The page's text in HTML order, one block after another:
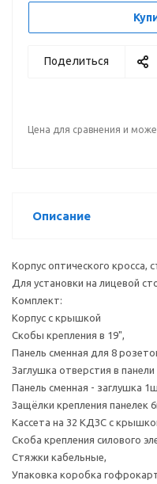
Поделиться
Цена для сравнения и
Описание
Корпус оптического кросса,
Для установки на лицевой
Комплект:
Корпус с крышкой
Скобы крепления в 19",
Панель сменная для 8
Заглушка отверстия в
Панель сменная - заглушка
Защёлки крепления панелек
Кассета на 32 КДЗС с
Скоба крепления силового
Стяжки кабельные,
Упаковка коробка